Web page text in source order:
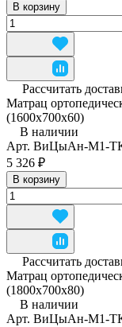
В корзину
Рассчитать
Матрац
(1600x700x60)
В наличии
Арт. ВиЦыАн-М1-
5 326 ₽
В корзину
Рассчитать
Матрац
(1800x700x80)
В наличии
Арт. ВиЦыАн-М1-